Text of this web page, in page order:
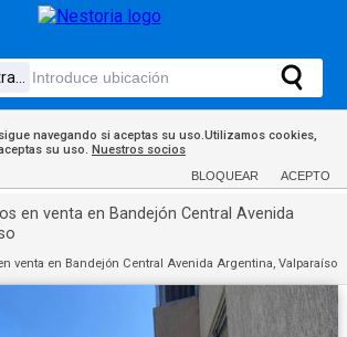
navegando si aceptas su uso.Utilizamos cookies,
su uso. Nuestros socios
BLOQUEAR ACEPTO
en venta en Bandejón Central Avenida
venta en Bandejón Central Avenida Argentina, Valparaíso